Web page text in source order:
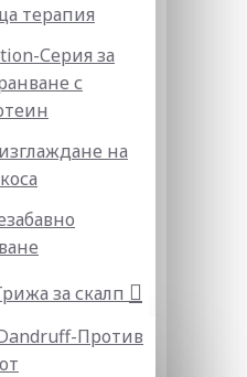
терапия
Серия за
с
на
за скалп
Против